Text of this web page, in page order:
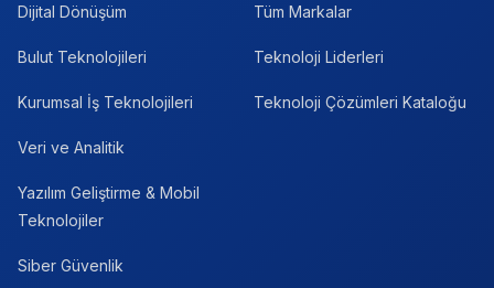
Dijital Dönüşüm
Bulut Teknolojileri
Kurumsal İş Teknolojileri
Veri ve Analitik
Yazılım Geliştirme & Mobil
Teknolojiler
Siber Güvenlik
Tüm Markalar
Teknoloji Liderleri
Teknoloji Çözümleri Kataloğu